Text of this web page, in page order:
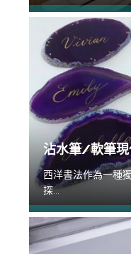
沾水筆/軟筆現
西洋書法作為一種
探...